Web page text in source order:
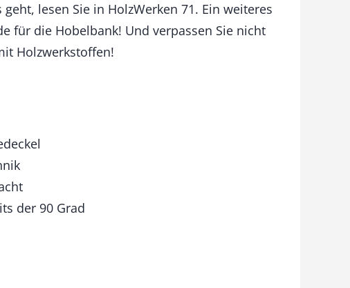
lesen Sie in HolzWerken 71. Ein weiteres
für die Hobelbank! Und verpassen Sie nicht
Holzwerkstoffen!
der 90 Grad